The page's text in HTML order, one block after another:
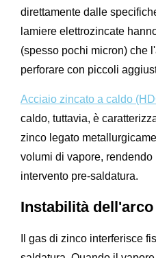
direttamente dalle
lamiere elettrozincate
(spesso pochi micron) che
perforare con piccoli
Acciaio zincato a caldo
caldo, tuttavia, è
zinco legato
volumi di vapore,
intervento pre-saldatura.
Instabilità dell'arco
Il gas di zinco interferisce